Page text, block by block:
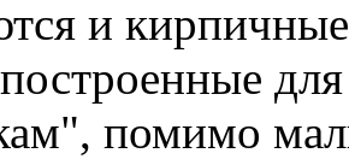
и
помимо